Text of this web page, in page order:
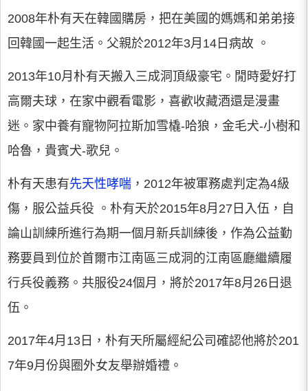
2008年朴有天在韓國購房，把在美國的媽媽和弟弟接
回韓國一起生活。父親於2012年3月14日病故 。
2013年10月朴有天搬入三成洞頂級豪宅。閒時愛好打
高爾夫球，在家中觀看電影，喜歡收藏酒還是漫畫
迷。家中養有寵物阿拉斯加雪橇-哈狼，金毛犬-小樹和
哈魯，貴賓犬-歌兒。
朴有天患有先天性哮喘 ，2012年被軍務處判定為4級
傷，服公益兵役 。朴有天於2015年8月27日入伍，自
論山訓練所進行為期一個月新兵訓練後，作為公益勤
務要員到位於首爾市江南區三成洞的江南區廳繼續履
行兵役義務。共服役24個月，將於2017年8月26日退
伍。
2017年4月13日，朴有天所屬經紀公司確認他將於201
7年9月份與圈外女友舉辦婚禮。